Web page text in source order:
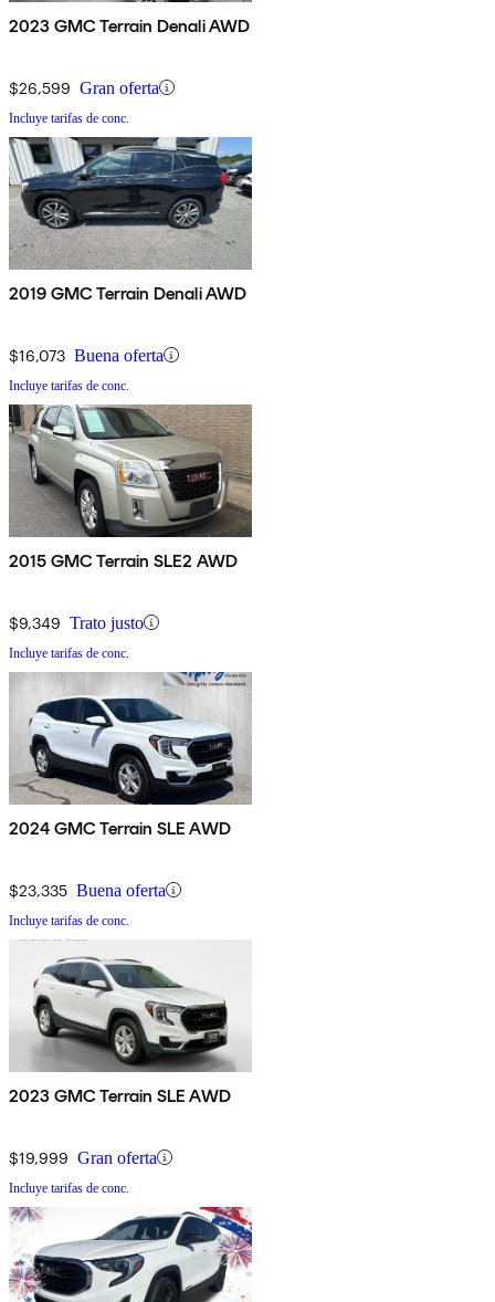
2023 GMC Terrain Denali AWD
$26,599 Gran oferta
Incluye tarifas de conc.
2019 GMC Terrain Denali AWD
$16,073 Buena oferta
Incluye tarifas de conc.
2015 GMC Terrain SLE2 AWD
$9,349 Trato justo
Incluye tarifas de conc.
2024 GMC Terrain SLE AWD
$23,335 Buena oferta
Incluye tarifas de conc.
2023 GMC Terrain SLE AWD
$19,999 Gran oferta
Incluye tarifas de conc.